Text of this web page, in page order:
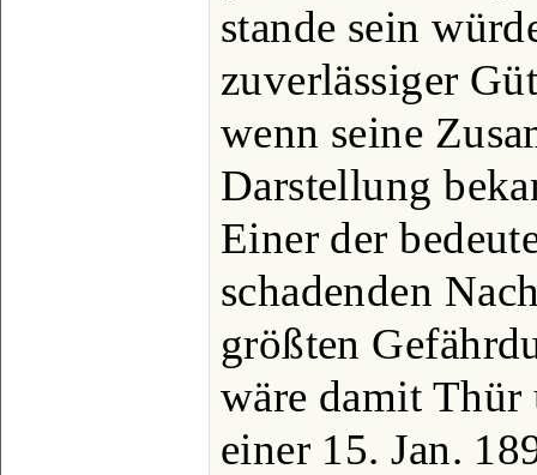
stande sein
zuverlässiger
wenn seine
Darstellung
Einer der
schadenden
größten
wäre damit
einer 15. Jan.